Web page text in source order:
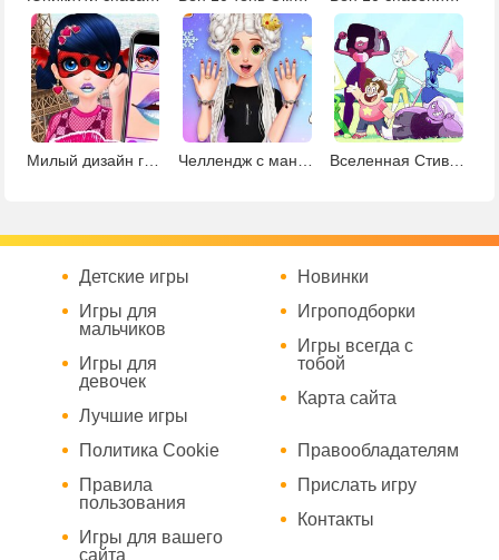
Милый дизайн губ для Маринетт Вселенная Стивена: коллекция раскрасок
Детские игры
Игры для
мальчиков
Игры для
девочек
Лучшие игры
Новинки
Игроподборки
Игры всегда с
тобой
Карта сайта
Политика Cookie
Правила
пользования
Игры для вашего
сайта
Правообладателям
Прислать игру
Контакты